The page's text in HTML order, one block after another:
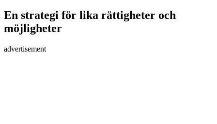
En strategi för lika rättigheter och
möjligheter
advertisement